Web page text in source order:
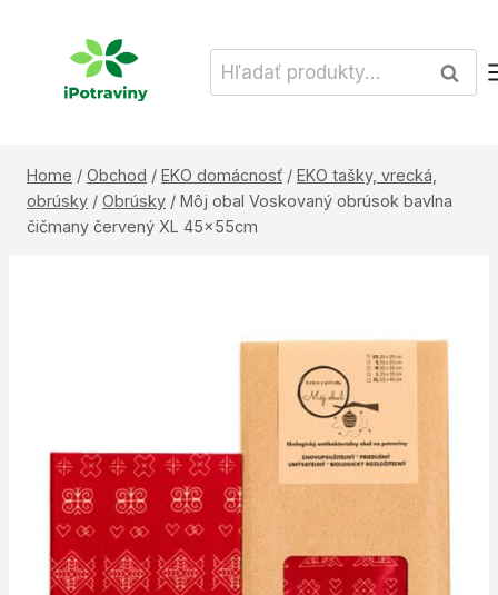
Hľadať:
Home / Obchod / EKO domácnosť / EKO tašky, vrecká,
obrúsky / Obrúsky / Môj obal Voskovaný obrúsok bavlna
čičmany červený XL 45x55cm